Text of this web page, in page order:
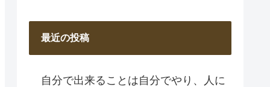
最近の投稿
自分で出来ることは自分でやり、人に